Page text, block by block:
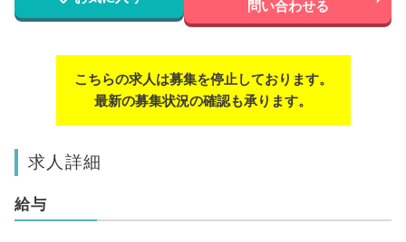
問い合わせる
こちらの求人は募集を停止しております。
最新の募集状況の確認も承ります。
求人詳細
給与